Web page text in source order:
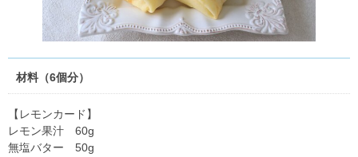
材料（6個分）
【レモンカード】
レモン果汁 60g
無塩バター 50g